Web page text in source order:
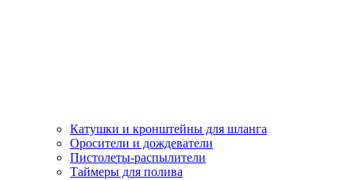
Катушки и кронштейны для шланга
Оросители и дождеватели
Пистолеты-распылители
Таймеры для полива